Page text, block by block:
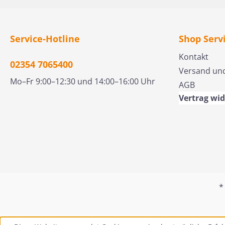
er senden kann und
Sprache verstehen und
»Der Herr hat mir eine
Dienst in einer finsteren
alttestamentliches
Von Gott zu
Dienst berufen ist
Reden und Wirken
selbstloser, nur
wird die Person
gesegnetes Leben.
Service-Hotline
02354 7065400
Mo–Fr 9:00–12:30 und 14:00–16:00 Uhr
Shop
Kontakt
Versand
AGB
Vertrag
*